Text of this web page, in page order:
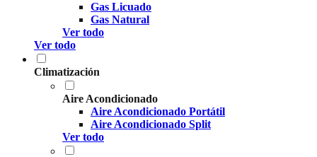
Gas Licuado
Gas Natural
Ver todo
Ver todo
Climatización
Aire Acondicionado
Aire Acondicionado Portátil
Aire Acondicionado Split
Ver todo